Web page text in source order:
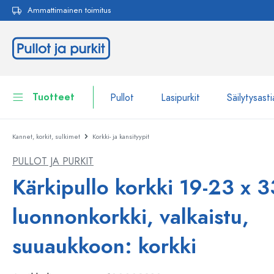
Siirry päänavigointiin
Ammattimainen toimitus
Tuotteet Pullot Lasipurkit
Pullot
Lasipurkit
Säilytysastiat
Astiat
Kosmetiikka-astiat
WECK-Lasipullot
Pullot toiminnon mukaan
Pipettipullot
Kannet, korkit, sulkimet Korkki- ja kansityypit
PULLOT JA PURKIT
Kärkipullo korkki 19-23 x
luonnonkorkki, valkaistu,
suuaukkoon: korkki